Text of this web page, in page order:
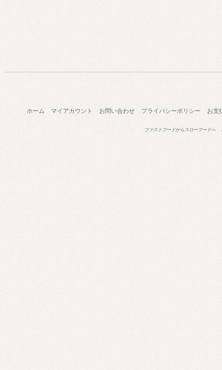
ホーム マイアカウント お問い合わせ プライバシーポリシー お支
ファストフードからスローフードへ